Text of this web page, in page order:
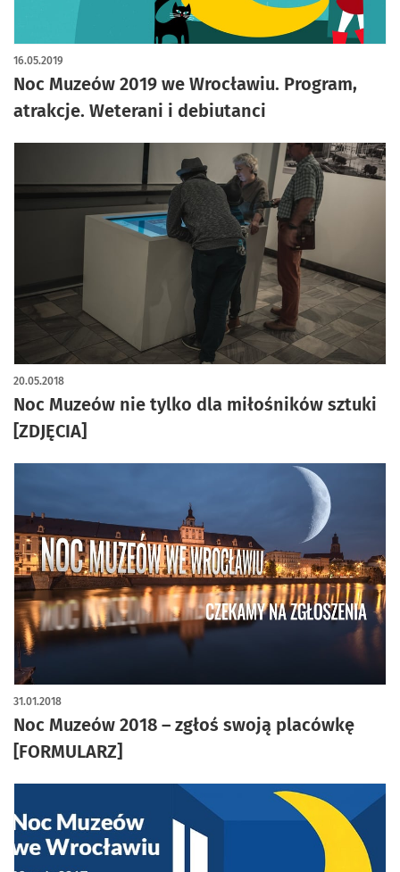
Noc Muzeów 2019 we Wrocławiu. Program,
atrakcje. Weterani i debiutanci
16.05.2019
Noc Muzeów nie tylko dla miłośników sztuki
[ZDJĘCIA]
20.05.2018
Noc Muzeów 2018 – zgłoś swoją placówkę
[FORMULARZ]
31.01.2018